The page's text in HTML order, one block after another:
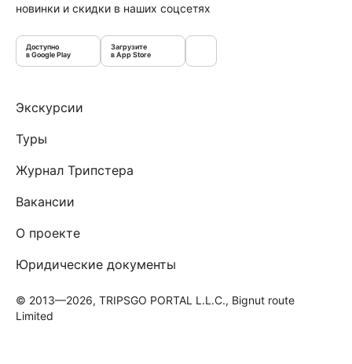
новинки и скидки в наших соцсетях
Доступно
в Google Play
Загрузите
в App Store
Экскурсии
Туры
Журнал Трипстера
Вакансии
О проекте
Юридические документы
© 2013—2026, TRIPSGO PORTAL L.L.C., Bignut route
Limited